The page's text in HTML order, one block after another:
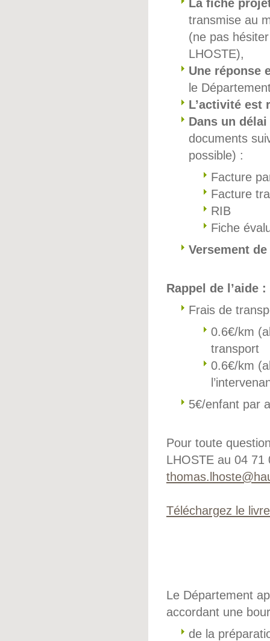
La fiche
transmise au
(ne pas
LHOSTE),
Une réponse
le
L’activité est
Dans un délai
documents
possible) :
Facture
Facture
RIB
Fiche
Versement de
Rappel de l’aide :
Frais de
0.6€/km
transport
0.6€/km
5€/enfant par
Pour toute
LHOSTE au 04 71
Téléchargez le
Le Département
accordant une
de la